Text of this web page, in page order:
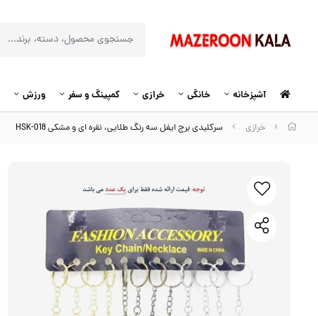
آشپزخانه خانگی خرازی کمپینگ و سفر ورزش
خرازی سرکلیدی برج ایفل سه رنگ طلایی، نقره ای و مشکی HSK-018